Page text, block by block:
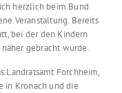
herzlich beim Bund
Veranstaltung. Bereits
bei der den Kindern
gebracht wurde.
Landratsamt Forchheim,
in Kronach und die